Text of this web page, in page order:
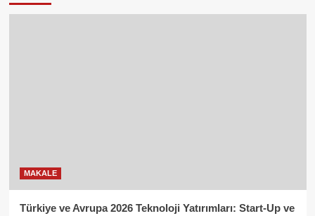
MAKALE
Türkiye ve Avrupa 2026 Teknoloji Yatırımları: Start-Up ve